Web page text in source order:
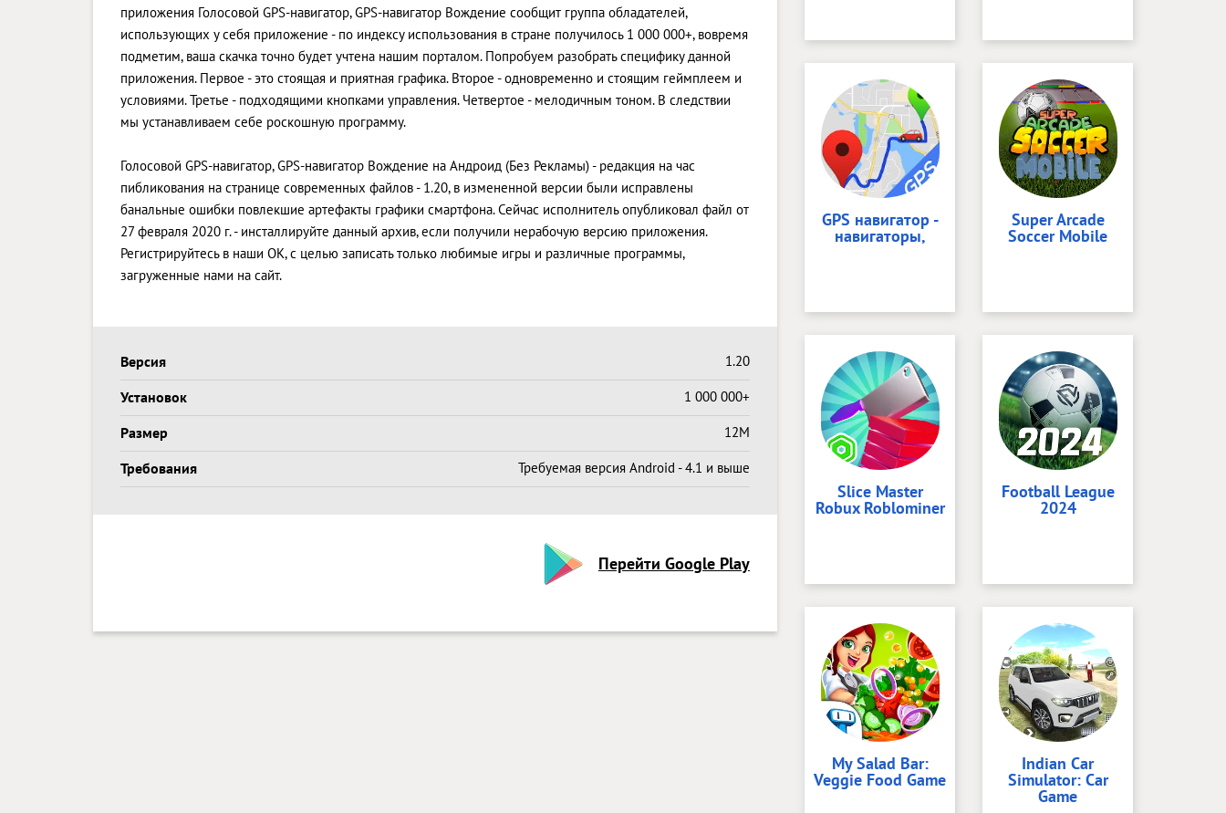
приложения Голосовой GPS-навигатор, GPS-навигатор Вождение сообщит группа обладателей,
использующих у себя приложение - по индексу использования в стране получилось 1 000 000+, вовремя
подметим, ваша скачка точно будет учтена нашим порталом. Попробуем разобрать специфику данной
приложения. Первое - это стоящая и приятная графика. Второе - одновременно и стоящим геймплеем и
условиями. Третье - подходящими кнопками управления. Четвертое - мелодичным тоном. В следствии
мы устанавливаем себе роскошную программу.
Голосовой GPS-навигатор, GPS-навигатор Вождение на Андроид (Без Рекламы) - редакция на час
пибликования на странице современных файлов - 1.20, в измененной версии были исправлены
банальные ошибки повлекшие артефакты графики смартфона. Сейчас исполнитель опубликовал файл от
27 февраля 2020 г. - инсталлируйте данный архив, если получили нерабочую версию приложения.
Регистрируйтесь в наши OK, с целью записать только любимые игры и различные программы,
загруженные нами на сайт.
Версия 1.20
Установок 1 000 000+
Размер 12M
Требования Требуемая версия Android - 4.1 и выше
Перейти Google Play
GPS навигатор -
навигаторы,
Super Arcade
Soccer Mobile
Slice Master
Robux Roblominer
Football League
2024
My Salad Bar:
Veggie Food Game
Indian Car
Simulator: Car
Game